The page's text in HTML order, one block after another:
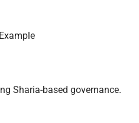
Sharia-based governance.